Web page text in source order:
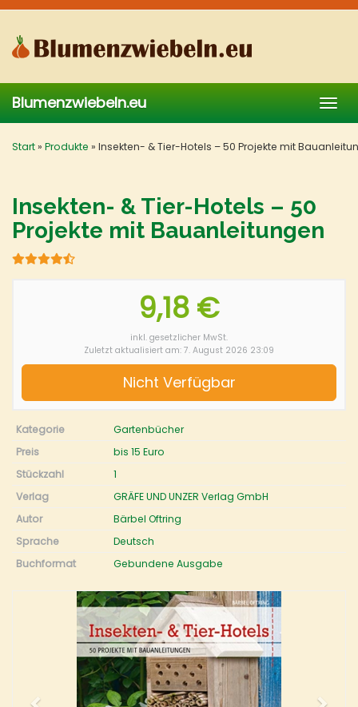
Skip
main
content
Blumenzwiebeln.eu
Start» Produkte » Insekten- & Tier-Hotels – 50 Projekte mit
Insekten- & Tier-Hotels – 50
Projekte mit Bauanleitungen
9,18 €
inkl. gesetzlicher MwSt.
Zuletzt aktualisiert am: 7. August 2026 23:09
Nicht Verfügbar
Kategorie
Gartenbücher
Preis
bis 15 Euro
Stückzahl
1
Verlag
GRÄFE UND UNZER Verlag GmbH
Autor
Bärbel Oftring
Sprache
Deutsch
Buchformat
Gebundene Ausgabe